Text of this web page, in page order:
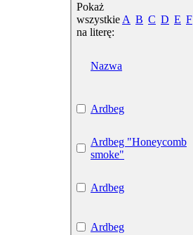
Pokaż
wszystkie
na literę:
A B C D E F
Nazwa
Ardbeg
Ardbeg "Honeycomb
smoke"
Ardbeg
Ardbeg